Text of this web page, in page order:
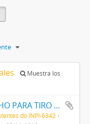
Muestra los
UM NOVO APPARELHO PARA TIRO AO ALVO
do INPI-6342